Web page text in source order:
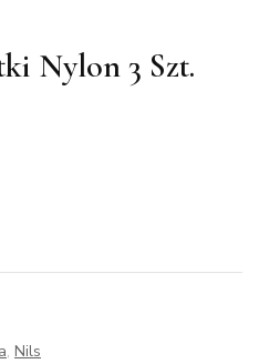
Nylon 3 Szt.
, Nils